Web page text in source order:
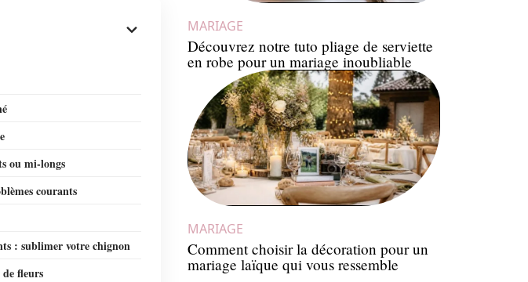
ou mi-longs
courants
: sublimer votre chignon
fleurs
MARIAGE
Découvrez notre tuto pliage de serviette
en robe pour un mariage inoubliable
MARIAGE
Comment choisir la décoration pour un
mariage laïque qui vous ressemble